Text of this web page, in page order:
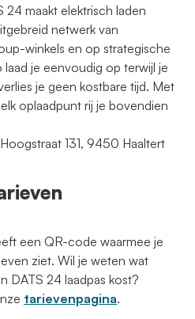
24 maakt elektrisch laden
netwerk van
winkels en op strategische
je eenvoudig op terwijl je
je geen kostbare tijd. Met
oplaadpunt rij je bovendien
131, 9450 Haaltert
een QR-code waarmee je
ziet. Wil je weten wat
DATS 24 laadpas kost?
tarievenpagina.